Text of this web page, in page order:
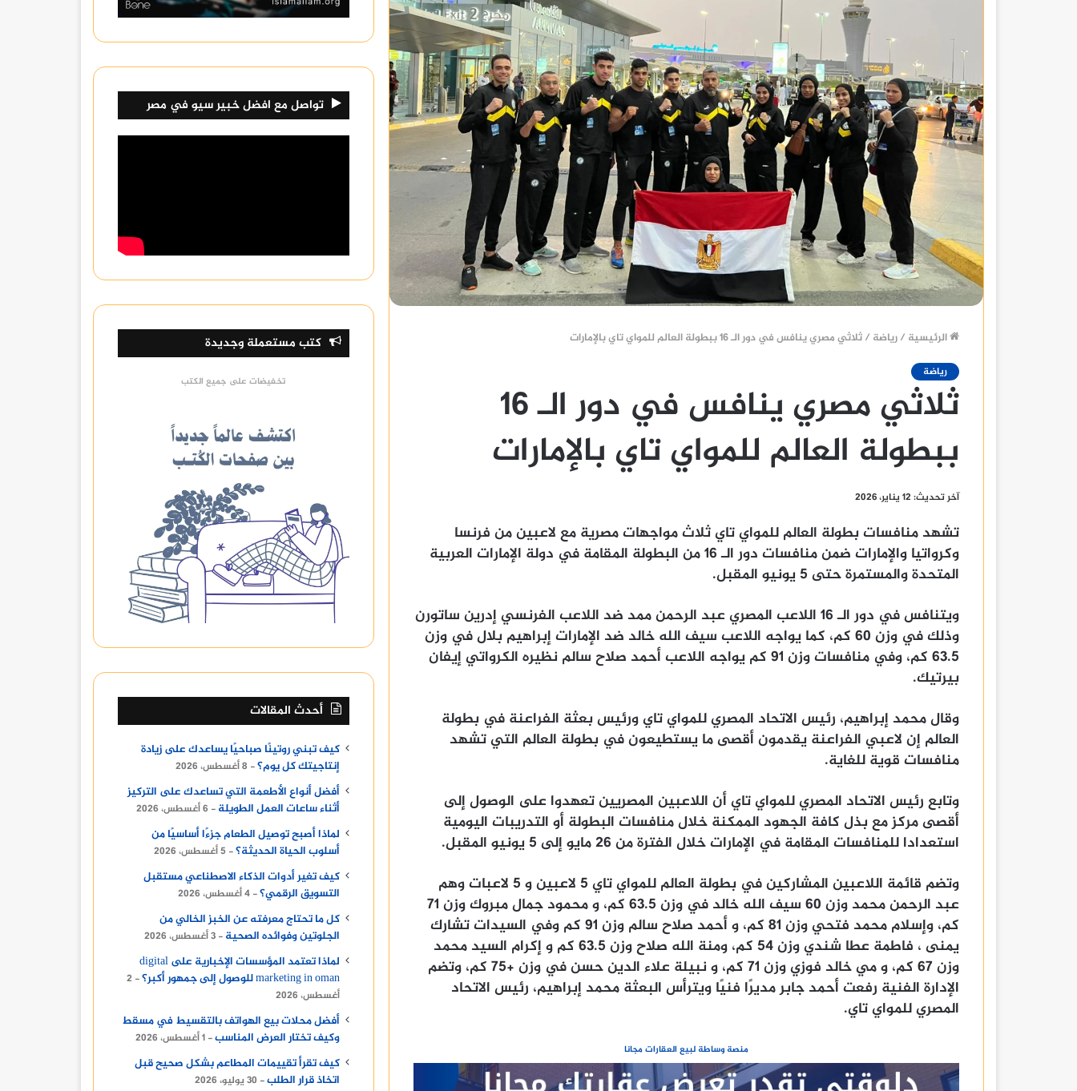
الرئيسية /رياضة /ثلاثي مصري ينافس في دور الـ 16 ببطولة العالم للمواي تاي بالإمارات
رياضة
ثلاثي مصري ينافس في دور الـ 16
ببطولة العالم للمواي تاي بالإمارات
آخر تحديث: 12 يناير، 2026
تشهد منافسات بطولة العالم للمواي تاي ثلاث مواجهات مصرية مع لاعبين من فرنسا
وكرواتيا والإمارات ضمن منافسات دور الـ 16 من البطولة المقامة في دولة الإمارات العربية
المتحدة والمستمرة حتى 5 يونيو المقبل.
ويتنافس في دور الـ 16 اللاعب المصري عبد الرحمن ممد ضد اللاعب الفرنسي إدرين ساتورن
وذلك في وزن 60 كم، كما يواجه اللاعب سيف الله خالد ضد الإمارات إبراهيم بلال في وزن
63.5 كم، وفي منافسات وزن 91 كم يواجه اللاعب أحمد صلاح سالم نظيره الكرواتي إيفان
بيرتيك.
وقال محمد إبراهيم، رئيس الاتحاد المصري للمواي تاي ورئيس بعثة الفراعنة في بطولة
العالم إن لاعبي الفراعنة يقدمون أقصى ما يستطيعون في بطولة العالم التي تشهد
منافسات قوية للغاية.
وتابع رئيس الاتحاد المصري للمواي تاي أن اللاعبين المصريين تعهدوا على الوصول إلى
أقصى مركز مع بذل كافة الجهود الممكنة خلال منافسات البطولة أو التدريبات اليومية
استعدادا للمنافسات المقامة في الإمارات خلال الفترة من 26 مايو إلى 5 يونيو المقبل.
وتضم قائمة اللاعبين المشاركين في بطولة العالم للمواي تاي 5 لاعبين و 5 لاعبات وهم
عبد الرحمن محمد وزن 60 سيف الله خالد في وزن 63.5 كم، و محمود جمال مبروك وزن 71
كم، وإسلام محمد فتحي وزن 81 كم، و أحمد صلاح سالم وزن 91 كم وفي السيدات تشارك
يمنى ، فاطمة عطا شندي وزن 54 كم، ومنة الله صلاح وزن 63.5 كم و إكرام السيد محمد
وزن 67 كم، و مي خالد فوزي وزن 71 كم، و نبيلة علاء الدين حسن في وزن +75 كم، وتضم
الإدارة الفنية رفعت أحمد جابر مديرًا فنيًا ويترأس البعثة محمد إبراهيم، رئيس الاتحاد
المصري للمواي تاي.
منصة وساطة لبيع العقارات مجانا
تواصل مع افضل خبير سيو في مصر
كتب مستعملة وجديدة
تخفيضات على جميع الكتب
أحدث المقالات
كيف تبني روتينًا صباحيًا يساعدك على زيادة
إنتاجيتك كل يوم؟
8 أغسطس، 2026
أفضل أنواع الأطعمة التي تساعدك على التركيز
أثناء ساعات العمل الطويلة
6 أغسطس، 2026
لماذا أصبح توصيل الطعام جزءًا أساسيًا من
أسلوب الحياة الحديثة؟
5 أغسطس، 2026
كيف تغير أدوات الذكاء الاصطناعي مستقبل
التسويق الرقمي؟
4 أغسطس، 2026
كل ما تحتاج معرفته عن الخبز الخالي من
الجلوتين وفوائده الصحية
3 أغسطس، 2026
لماذا تعتمد المؤسسات الإخبارية على digital
marketing in oman للوصول إلى جمهور أكبر؟
2
أغسطس، 2026
أفضل محلات بيع الهواتف بالتقسيط في مسقط
وكيف تختار العرض المناسب
1 أغسطس، 2026
كيف تقرأ تقييمات المطاعم بشكل صحيح قبل
اتخاذ قرار الطلب
30 يوليو، 2026